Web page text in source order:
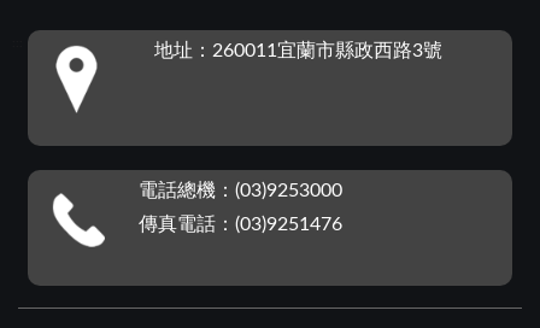
地址：260011宜蘭市縣政西路3號
電話總機：(03)9253000
傳真電話：(03)9251476